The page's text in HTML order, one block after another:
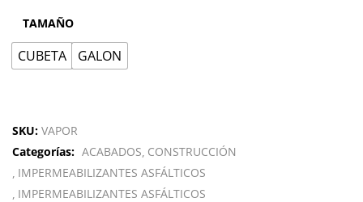
TAMAÑO
CUBETA GALON
SKU: VAPOR
Categorías: ACABADOS CONSTRUCCIÓN
IMPERMEABILIZANTES ASFÁLTICOS
IMPERMEABILIZANTES ASFÁLTICOS